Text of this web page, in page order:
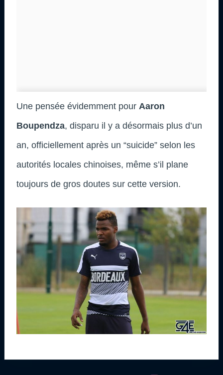
Une pensée évidemment pour Aaron
Boupendza, disparu il y a désormais plus d’un
an, officiellement après un “suicide” selon les
autorités locales chinoises, même s’il plane
toujours de gros doutes sur cette version.